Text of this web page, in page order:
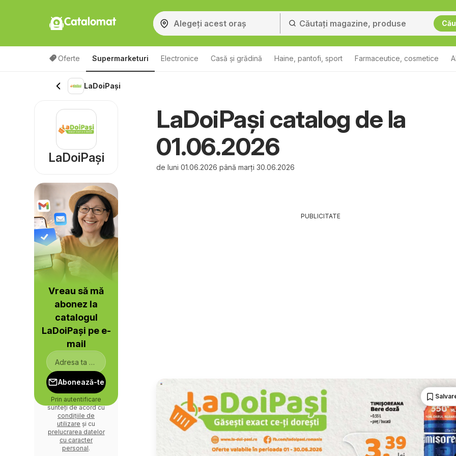
Catalomat
Oferte Supermarketuri Electronice Casă și grădină Haine, pantofi, sport Farmaceutice, cosmetice
LaDoiPași
LaDoiPași catalog de la
01.06.2026
de luni 01.06.2026 până marți 30.06.2026
PUBLICITATE
LaDoiPași
Vreau să mă
abonez la
catalogul
LaDoiPași pe e-
mail
Abonează-te
Prin autentificare
sunteți de acord cu
condițiile de
utilizare și cu
prelucrarea datelor
cu caracter
personal.